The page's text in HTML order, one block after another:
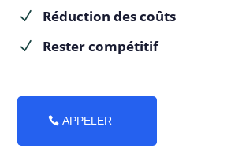
N Réduction des coûts
N Rester compétitif
APPELER